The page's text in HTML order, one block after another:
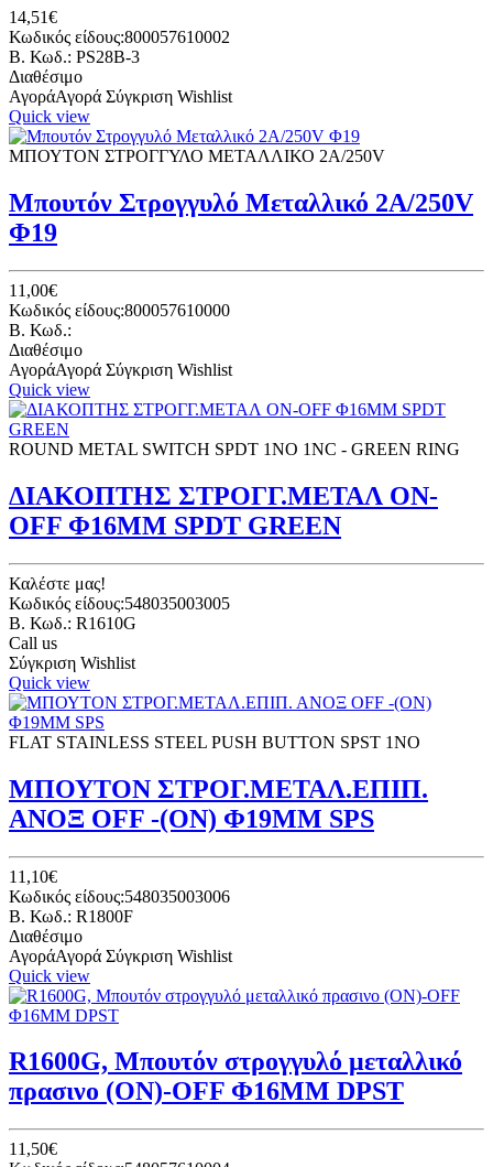
14,51€
Κωδικός είδους:800057610002
B. Κωδ.: PS28B-3
Διαθέσιμο
ΑγοράΑγορά Σύγκριση Wishlist
Quick view
ΜΠΟΥΤΟΝ ΣΤΡΟΓΓΥΛΟ ΜΕΤΑΛΛΙΚΟ 2A/250V
Μπουτόν Στρογγυλό Μεταλλικό 2A/250V
Φ19
11,00€
Κωδικός είδους:800057610000
B. Κωδ.:
Διαθέσιμο
ΑγοράΑγορά Σύγκριση Wishlist
Quick view
ROUND METAL SWITCH SPDT 1NO 1NC - GREEN RING
ΔΙΑΚΟΠΤΗΣ ΣΤΡΟΓΓ.ΜΕΤΑΛ ON-
OFF Φ16ΜΜ SPDT GREEN
Καλέστε μας!
Κωδικός είδους:548035003005
B. Κωδ.: R1610G
Call us
Σύγκριση Wishlist
Quick view
FLAT STAINLESS STEEL PUSH BUTTON SPST 1NO
ΜΠΟΥΤΟΝ ΣΤΡΟΓ.ΜΕΤΑΛ.ΕΠΙΠ.
ΑΝΟΞ OFF -(ON) Φ19ΜΜ SPS
11,10€
Κωδικός είδους:548035003006
B. Κωδ.: R1800F
Διαθέσιμο
ΑγοράΑγορά Σύγκριση Wishlist
Quick view
R1600G, Μπουτόν στρογγυλό μεταλλικό
πρασινο (ON)-OFF Φ16ΜΜ DPST
11,50€